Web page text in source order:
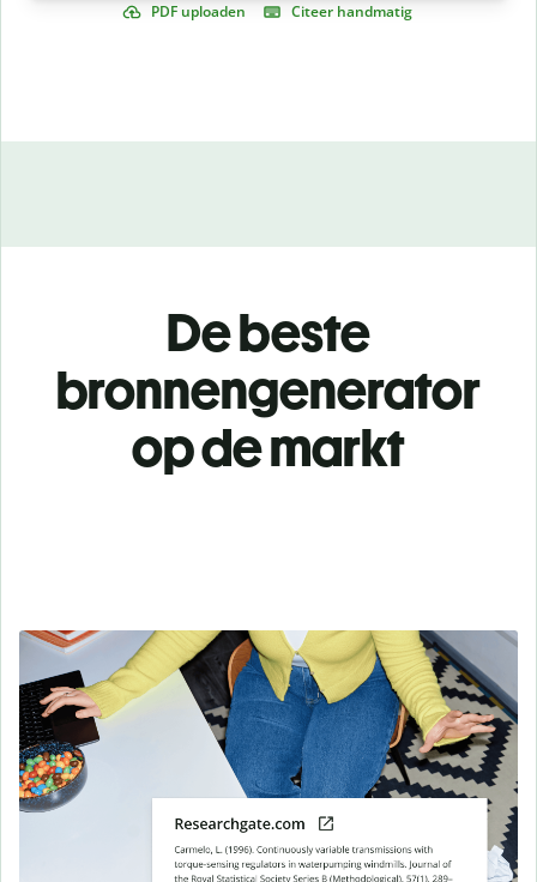
PDF uploaden Citeer handmatig
De beste
bronnengenerator
op de markt